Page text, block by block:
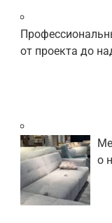
от проекта до
о